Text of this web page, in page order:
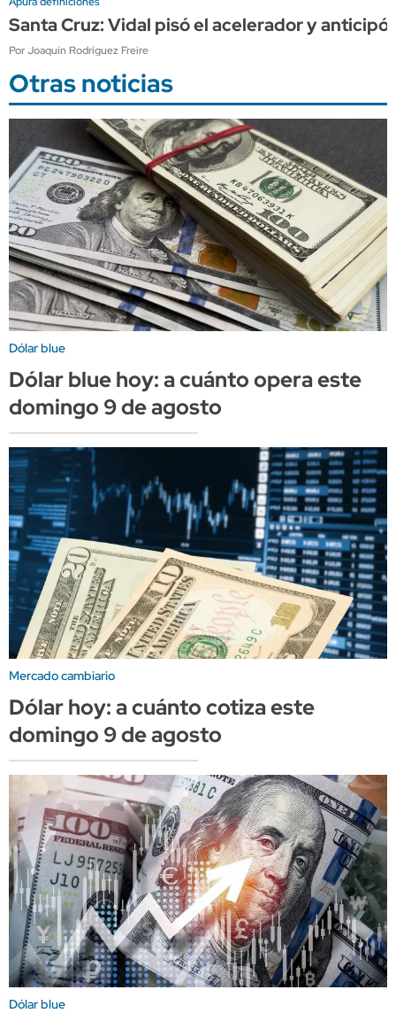
Santa Cruz: Vidal pisó el acelerador y
Por Joaquín Rodríguez Freire
Otras noticias
Dólar blue
Dólar blue hoy: a cuánto opera este
domingo 9 de agosto
Mercado cambiario
Dólar hoy: a cuánto cotiza este
domingo 9 de agosto
Dólar blue